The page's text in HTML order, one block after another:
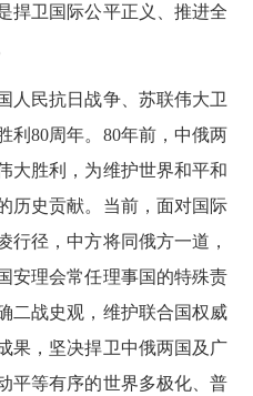
捍卫国际公平正义、推进全
人民抗日战争、苏联伟大卫
利80周年。80年前，中俄两
大胜利，为维护世界和平和
历史贡献。当前，面对国际
行径，中方将同俄方一道，
安理会常任理事国的特殊责
二战史观，维护联合国权威
果，坚决捍卫中俄两国及广
平等有序的世界多极化、普